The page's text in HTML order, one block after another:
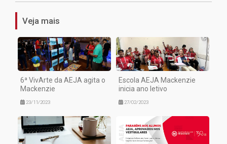
Veja mais
6ª VivArte da AEJA agita o
Mackenzie
23/11/2023
Escola AEJA Mackenzie
inicia ano letivo
27/02/2023